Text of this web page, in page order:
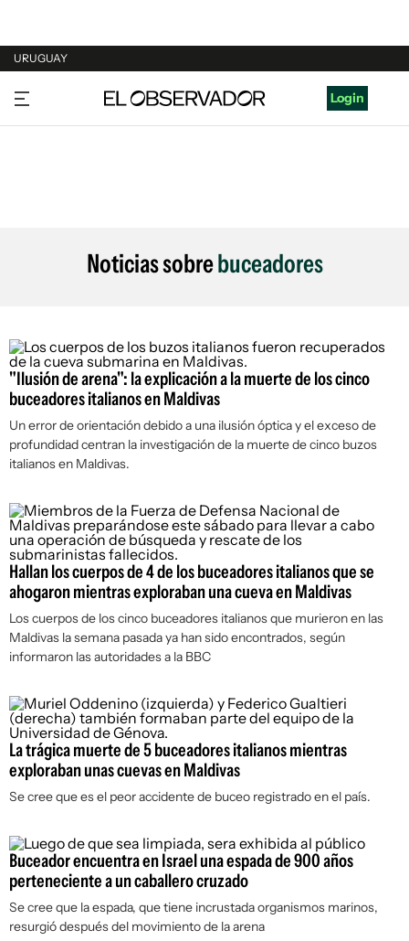
URUGUAY
URUGUAY
ARGENTINA
Login
Noticias sobrebuceadores
"Ilusión de arena": la explicación a la muerte de los cinco
buceadores italianos en Maldivas
Un error de orientación debido a una ilusión óptica y el exceso de
profundidad centran la investigación de la muerte de cinco buzos
italianos en Maldivas.
Hallan los cuerpos de 4 de los buceadores italianos que se
ahogaron mientras exploraban una cueva en Maldivas
Los cuerpos de los cinco buceadores italianos que murieron en las
Maldivas la semana pasada ya han sido encontrados, según
informaron las autoridades a la BBC
La trágica muerte de 5 buceadores italianos mientras
exploraban unas cuevas en Maldivas
Se cree que es el peor accidente de buceo registrado en el país.
Buceador encuentra en Israel una espada de 900 años
perteneciente a un caballero cruzado
Se cree que la espada, que tiene incrustada organismos marinos,
resurgió después del movimiento de la arena